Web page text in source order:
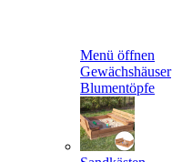
Menü öffnen
Gewächshäuser
Blumentöpfe